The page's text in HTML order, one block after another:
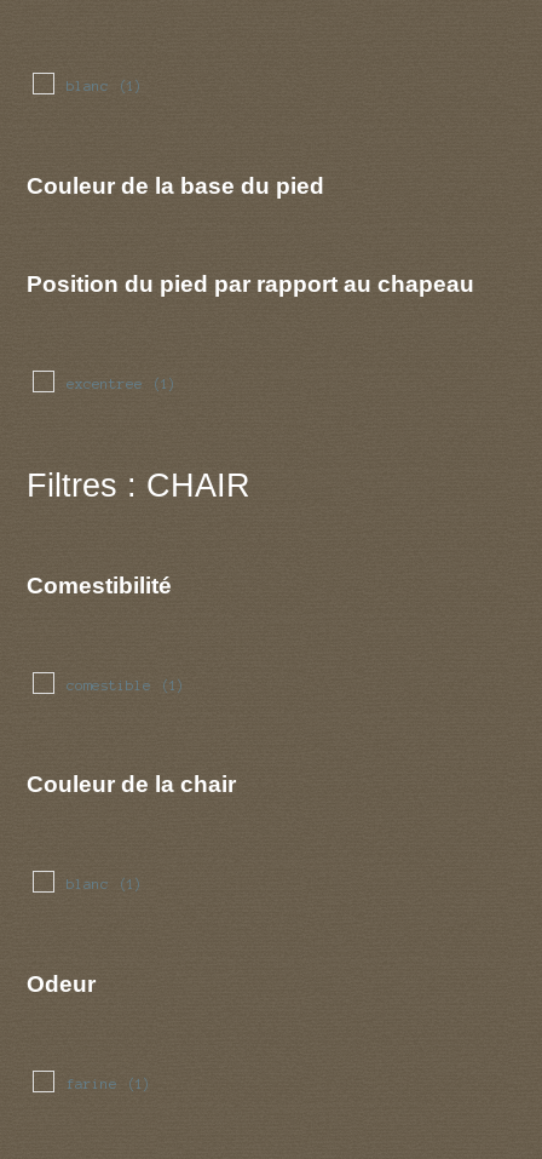
blanc (1)
Couleur de la base du pied
Position du pied par rapport au chapeau
excentree (1)
Filtres : CHAIR
Comestibilité
comestible (1)
Couleur de la chair
blanc (1)
Odeur
farine (1)